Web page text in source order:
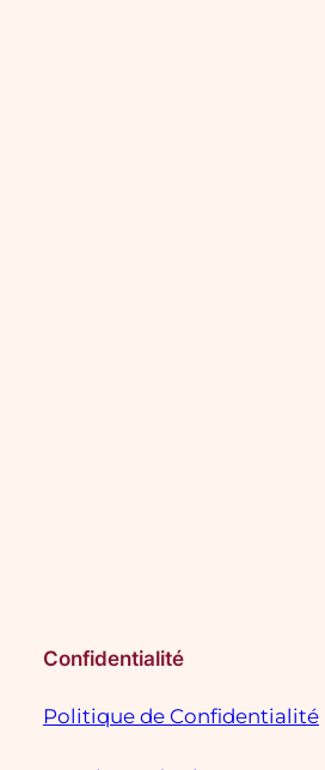
Confidentialité
Politique de Confidentialité